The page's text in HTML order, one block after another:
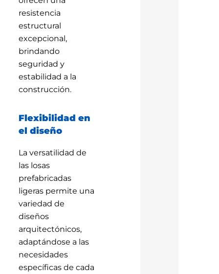
resistencia
estructural
excepcional,
brindando
seguridad y
estabilidad a la
construcción.
Flexibilidad en
el diseño
La versatilidad de
las losas
prefabricadas
ligeras permite una
variedad de
diseños
arquitectónicos,
adaptándose a las
necesidades
específicas de cada